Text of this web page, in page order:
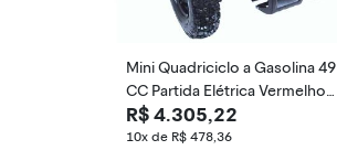
Mini Quadriciclo a Gasolina 49
CC Partida Elétrica Vermelho I
MPORTWAY
R$ 4.305,22
10x de R$ 478,36